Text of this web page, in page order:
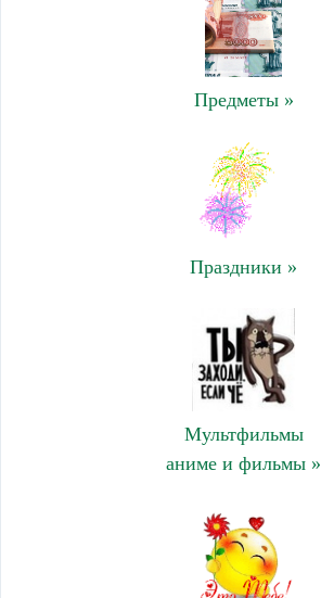
Предметы »
Праздники »
Мультфильмы
аниме и фильмы »